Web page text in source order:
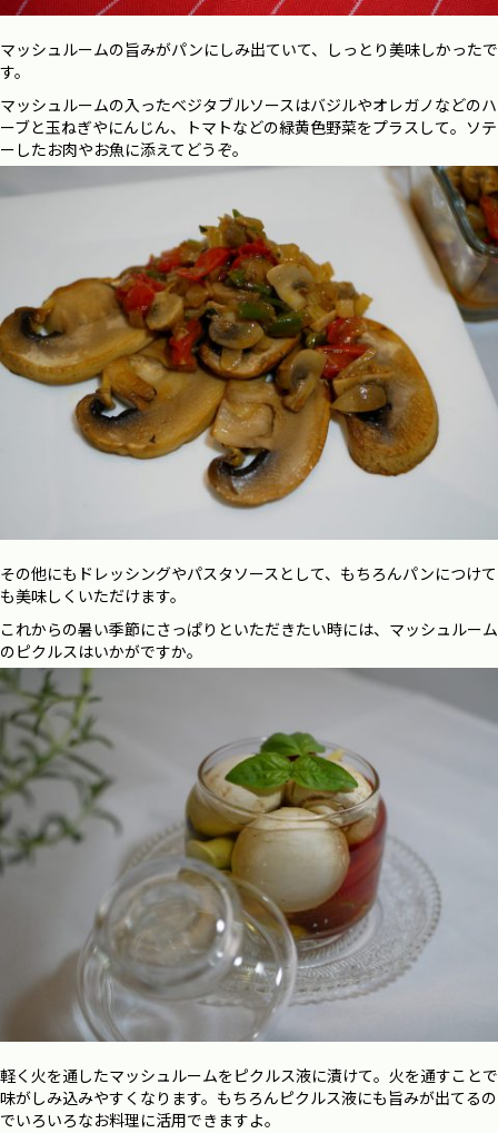
マッシュルームの旨みがパンにしみ出ていて、しっとり美味しかったで
す。
マッシュルームの入ったベジタブルソースはバジルやオレガノなどのハ
ーブと玉ねぎやにんじん、トマトなどの緑黄色野菜をプラスして。ソテ
ーしたお肉やお魚に添えてどうぞ。
その他にもドレッシングやパスタソースとして、もちろんパンにつけて
も美味しくいただけます。
これからの暑い季節にさっぱりといただきたい時には、マッシュルーム
のピクルスはいかがですか。
軽く火を通したマッシュルームをピクルス液に漬けて。火を通すことで
味がしみ込みやすくなります。もちろんピクルス液にも旨みが出てるの
でいろいろなお料理に活用できますよ。